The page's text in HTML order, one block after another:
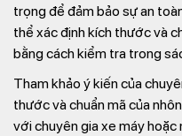
trọng để đảm bảo sự an
thể xác định kích thước và
bằng cách kiểm tra trong
Tham khảo ý kiến của
thước và chuẩn mã của
với chuyên gia xe máy